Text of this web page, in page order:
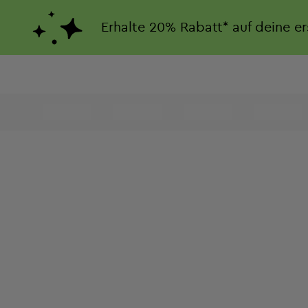
Erhalte 20% Rabatt* auf deine